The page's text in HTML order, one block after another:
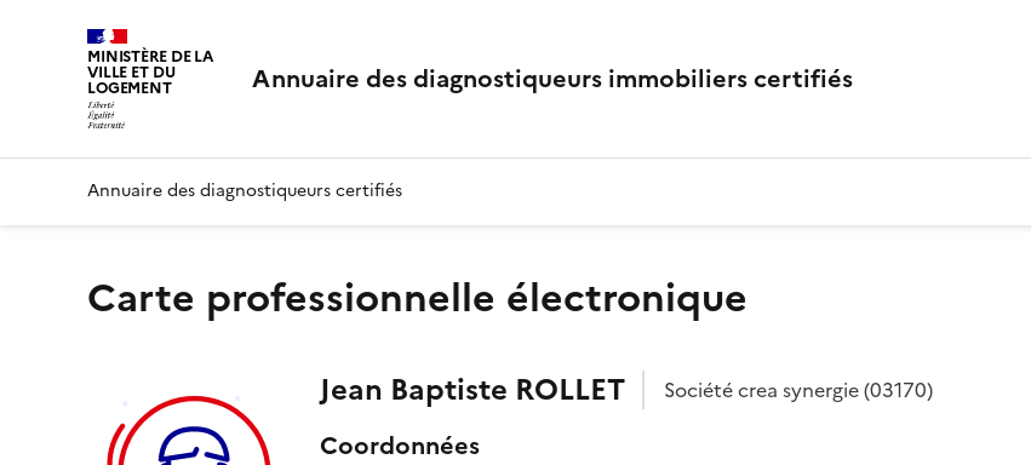
MINISTÈRE DE LA
VILLE ET DU
LOGEMENT Annuaire des diagnostiqueurs immobiliers certifiés
Annuaire des diagnostiqueurs certifiés
Carte professionnelle électronique
Jean Baptiste ROLLET Sociétécrea synergie(03170)
Coordonnées